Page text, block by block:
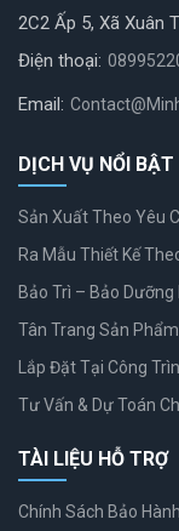
2C2 Ấp 5, Xã Xuân
Điện thoại:
Email:
DỊCH VỤ NỔI BẬT
Sản Xuất Theo Yêu
Ra Mẫu Thiết Kế
Bảo Trì – Bảo Dưỡng
Tân Trang Sản
Lắp Đặt Tại Công
Tư Vấn & Dự Toán
TÀI LIỆU HỖ TRỢ
Chính Sách Bảo Hành